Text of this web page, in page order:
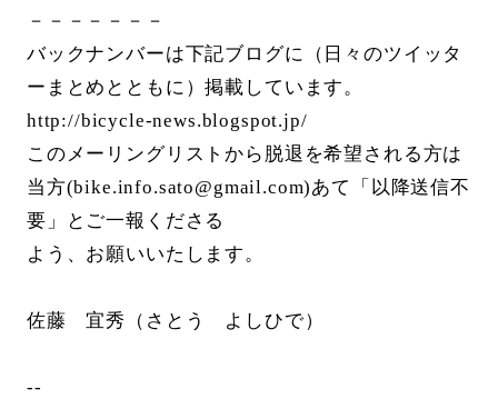
－－－－－－－
バックナンバーは下記ブログに（日々のツイッタ
ーまとめとともに）掲載しています。
http://bicycle-news.blogspot.jp/
このメーリングリストから脱退を希望される方は
当方(bike.info.sato@gmail.com)あて「以降送信不
要」とご一報くださる
よう、お願いいたします。
佐藤 宜秀（さとう よしひで）
--